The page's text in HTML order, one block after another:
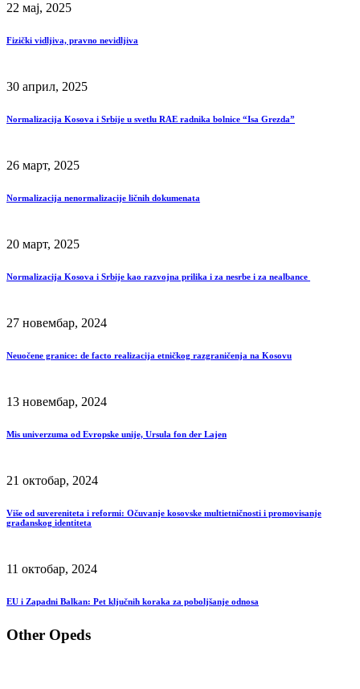
22 мај, 2025
Fizički vidljiva, pravno nevidljiva
30 април, 2025
Normalizacija Kosova i Srbije u svetlu RAE radnika bolnice “Isa Grezda”
26 март, 2025
Normalizacija nenormalizacije ličnih dokumenata
20 март, 2025
Normalizacija Kosova i Srbije kao razvojna prilika i za nesrbe i za nealbance
27 новембар, 2024
Neuočene granice: de facto realizacija etničkog razgraničenja na Kosovu
13 новембар, 2024
Mis univerzuma od Evropske unije, Ursula fon der Lajen
21 октобар, 2024
Više od suvereniteta i reformi: Očuvanje kosovske multietničnosti i promovisanje
građanskog identiteta
11 октобар, 2024
EU i Zapadni Balkan: Pet ključnih koraka za poboljšanje odnosa
Other Opeds